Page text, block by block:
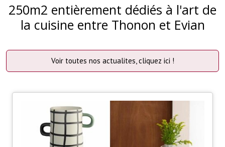
250m2 entièrement dédiés à l'art de
la cuisine entre Thonon et Evian
Voir toutes nos actualites, cliquez ici !